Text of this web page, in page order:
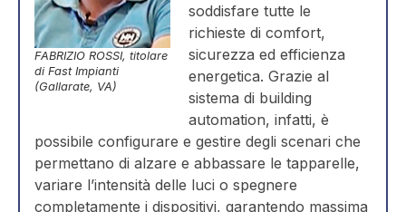
FABRIZIO ROSSI, titolare
di Fast Impianti
(Gallarate, VA)
soddisfare tutte le
richieste di comfort,
sicurezza ed efficienza
energetica. Grazie al
sistema di building
automation, infatti, è
possibile configurare e gestire degli scenari che
permettano di alzare e abbassare le tapparelle,
variare l’intensità delle luci o spegnere
completamente i dispositivi, garantendo massima